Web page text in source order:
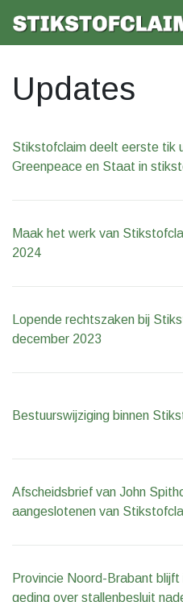
Updates
Stikstofclaim deelt eerste tik
Greenpeace en Staat in
Maak het werk van
2024
Lopende rechtszaken bij
december 2023
Bestuurswijziging binnen
Afscheidsbrief van John
aangeslotenen van
Provincie Noord-Brabant
geding over stallenbesluit